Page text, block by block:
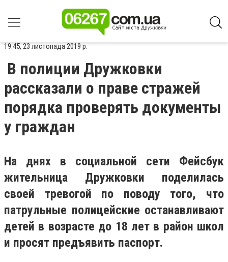
19:45, 23 листопада 2019 р.
В полиции Дружковки
рассказали о праве стражей
порядка проверять документы
у граждан
На днях в социальной сети Фейсбук
жительница Дружковки поделилась
своей тревогой по поводу того, что
патрульные полицейские останавливают
детей в возрасте до 18 лет в район школ
и просят предъявить паспорт.